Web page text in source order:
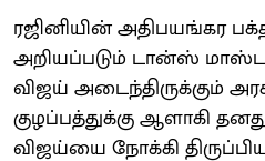
ரஜினியின் அதிபயங்கர
அறியப்படும் டான்ஸ்
விஜய் அடைந்திருக்கும்
குழப்பத்துக்கு ஆளாகி
விஜய்யை நோக்கி